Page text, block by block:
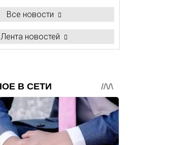
Все новости
Лента новостей